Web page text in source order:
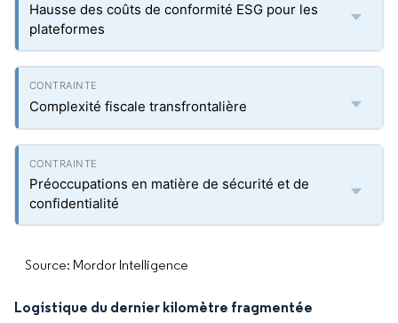
Hausse des coûts de conformité ESG pour les
plateformes
Complexité fiscale transfrontalière
Préoccupations en matière de sécurité et de
confidentialité
Source: Mordor Intelligence
Logistique du dernier kilomètre fragmentée